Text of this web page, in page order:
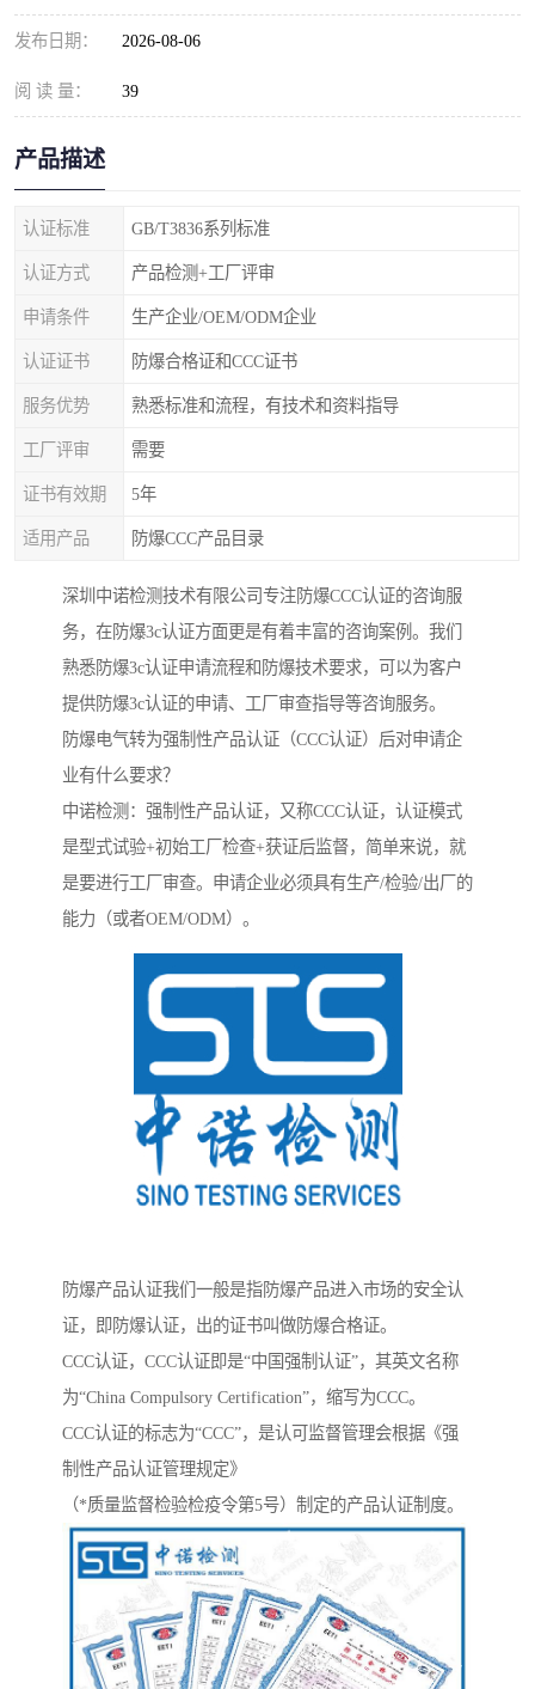
发布日期： 2026-08-06
阅 读 量： 39
产品描述
认证标准 GB/T3836系列标准
认证方式 产品检测+工厂评审
申请条件 生产企业/OEM/ODM企业
认证证书 防爆合格证和CCC证书
服务优势 熟悉标准和流程，有技术和资料指导
工厂评审 需要
证书有效期 5年
适用产品 防爆CCC产品目录
深圳中诺检测技术有限公司专注防爆CCC认证的咨询服
务，在防爆3c认证方面更是有着丰富的咨询案例。我们
熟悉防爆3c认证申请流程和防爆技术要求，可以为客户
提供防爆3c认证的申请、工厂审查指导等咨询服务。
防爆电气转为强制性产品认证（CCC认证）后对申请企
业有什么要求？
中诺检测：强制性产品认证，又称CCC认证，认证模式
是型式试验+初始工厂检查+获证后监督，简单来说，就
是要进行工厂审查。申请企业必须具有生产/检验/出厂的
能力（或者OEM/ODM）。
防爆产品认证我们一般是指防爆产品进入市场的安全认
证，即防爆认证，出的证书叫做防爆合格证。
CCC认证，CCC认证即是“中国强制认证”，其英文名称
为“China Compulsory Certification”，缩写为CCC。
CCC认证的标志为“CCC”，是认可监督管理会根据《强
制性产品认证管理规定》
（*质量监督检验检疫令第5号）制定的产品认证制度。